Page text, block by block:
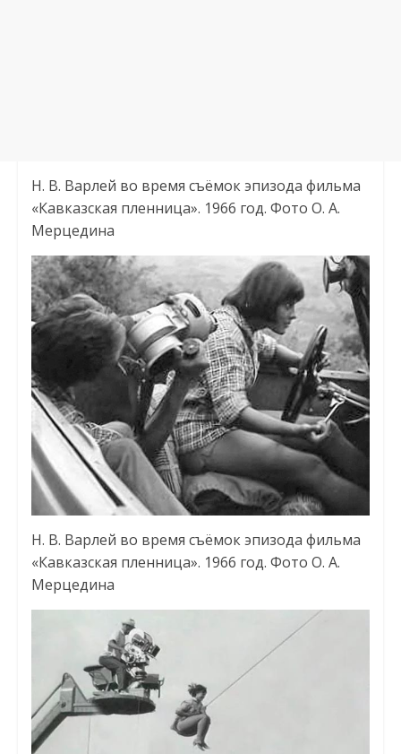
Н. В. Варлей во время съёмок эпизода фильма
«Кавказская пленница». 1966 год. Фото О. А.
Мерцедина
Н. В. Варлей во время съёмок эпизода фильма
«Кавказская пленница». 1966 год. Фото О. А.
Мерцедина